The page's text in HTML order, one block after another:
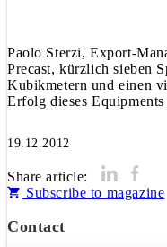
Paolo Sterzi, Export-
Precast, kürzlich sieben
Kubikmetern und einen
Erfolg dieses
19.12.2012
Share article:
Subscribe to magazine
Contact